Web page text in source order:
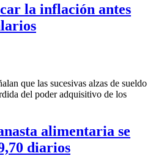
la inflación antes
que las sucesivas alzas de sueldo
del poder adquisitivo de los
alimentaria se
diarios